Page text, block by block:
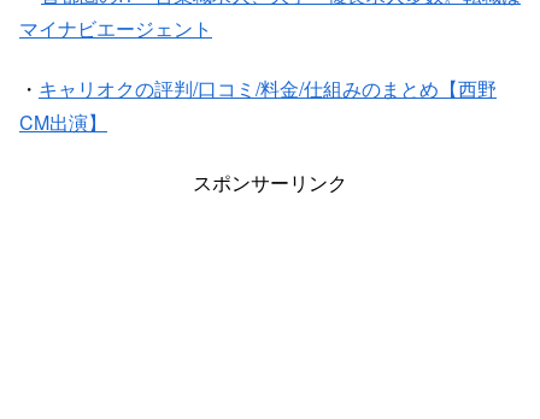
マイナビエージェント
・ キャリオクの評判/口コミ/料金/仕組みのまとめ【西野
CM出演】
スポンサーリンク